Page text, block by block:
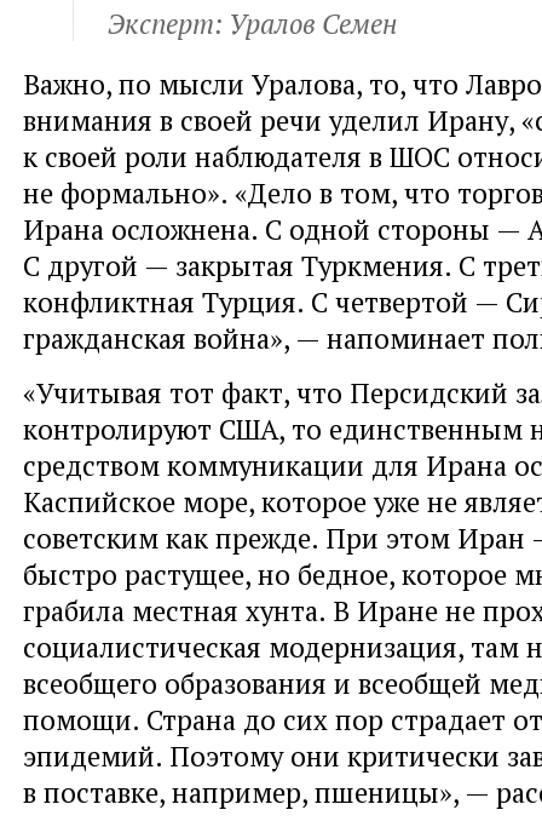
Эксперт: Уралов Семен
Важно, по мысли Уралова, то, что
внимания в своей речи уделил Ирану,
к своей роли наблюдателя в ШОС
не формально». «Дело в том, что
Ирана осложнена. С одной стороны —
С другой — закрытая Туркмения. С
конфликтная Турция. С четвертой —
гражданская война», — напоминает
«Учитывая тот факт, что Персидский
контролируют США, то единственным
средством коммуникации для Ирана
Каспийское море, которое уже не
советским как прежде. При этом Иран
быстро растущее, но бедное, которое
грабила местная хунта. В Иране не
социалистическая модернизация, там
всеобщего образования и всеобщей
помощи. Страна до сих пор страдает
эпидемий. Поэтому они критически
в поставке, например, пшеницы», —